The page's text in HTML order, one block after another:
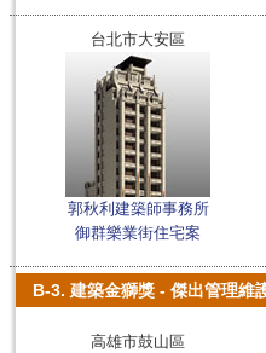
台北市大安區
郭秋利建築師事務所
御群樂業街住宅案
B-3. 建築金獅獎 - 傑出管理維
高雄市鼓山區